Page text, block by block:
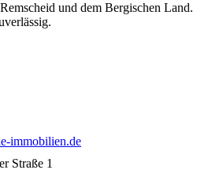
und dem Bergischen Land.
immobilien.de
Straße 1